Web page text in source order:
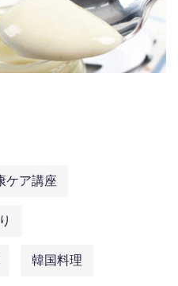
ケア講座
韓国料理